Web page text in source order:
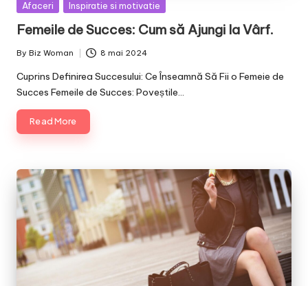
Posted
Afaceri Inspiratie si motivatie
Femeile de Succes: Cum să Ajungi la Vârf.
Posted
by
By Biz Woman 8 mai 2024
Cuprins Definirea Succesului: Ce Înseamnă Să Fii o Femeie de
Succes Femeile de Succes: Poveștile…
Read More